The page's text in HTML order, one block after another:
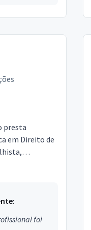
presta
em Direito de
foi